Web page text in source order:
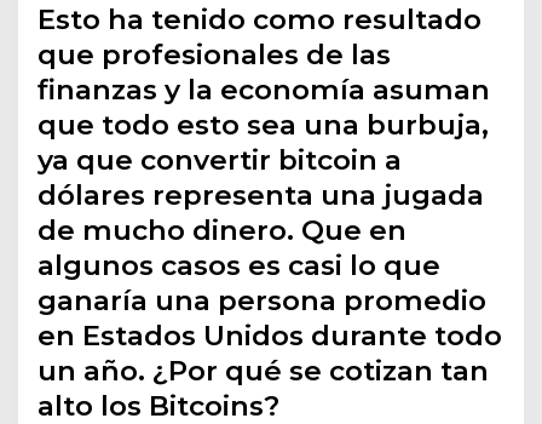
Esto ha tenido como resultado
que profesionales de las
finanzas y la economía asuman
que todo esto sea una burbuja,
ya que convertir bitcoin a
dólares representa una jugada
de mucho dinero. Que en
algunos casos es casi lo que
ganaría una persona promedio
en Estados Unidos durante todo
un año. ¿Por qué se cotizan tan
alto los Bitcoins?